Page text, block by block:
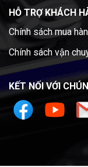
HỖ TRỢ KHÁCH
Chính sách mua
Chính sách vận
KẾT NỐI VỚI